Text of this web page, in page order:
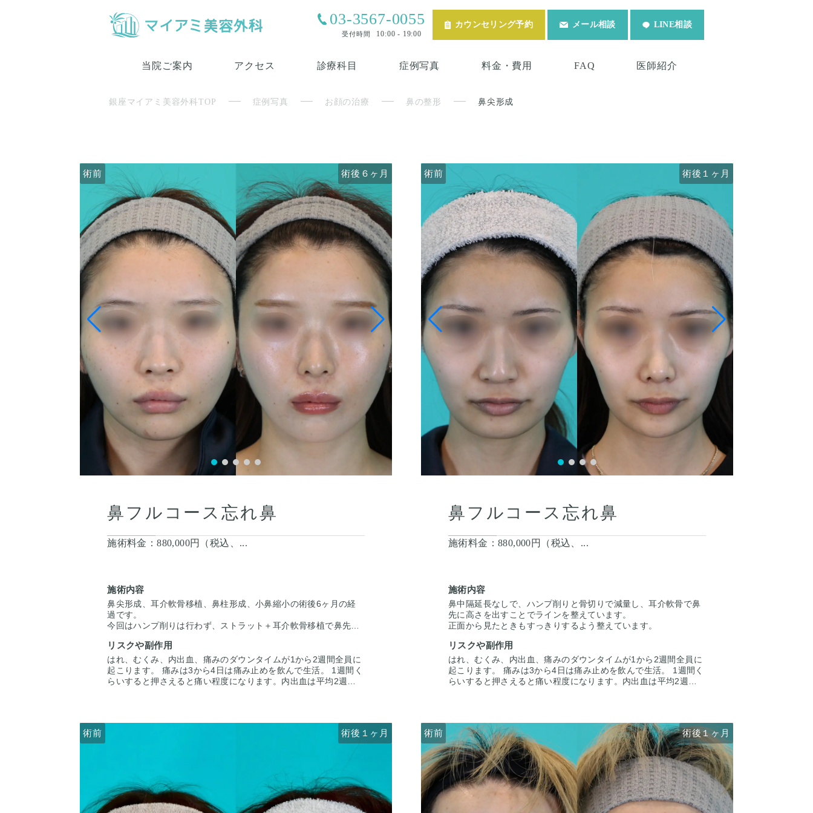
03-3567-0055
受付時間 10:00 - 19:00
カウンセリング予約 メール相談 LINE相談
当院ご案内 アクセス 診療科目 症例写真 料金・費用 FAQ 医師紹介
銀座マイアミ美容外科TOP 症例写真 お顔の治療 鼻の整形 鼻尖形成
術前 術後６ヶ月 術後６ヶ月 術前
鼻フルコース忘れ鼻
施術料金：880,000円（税込、...
施術内容
鼻尖形成、耳介軟骨移植、鼻柱形成、小鼻縮小の術後6ヶ月の経
過です。
今回はハンプ削りは行わず、ストラット＋耳介軟骨移植で鼻先に
えています。
小鼻は内側法で内側に丸みを作るように縮小し、外側への広がり
を改善させています。
リスクや副作用
はれ、むくみ、内出血、痛みのダウンタイムが1から2週間全員に
起こります。 痛みは3から4日は痛み止めを飲んで生活。 1週間く
らいすると押さえると痛い程度になります。内出血は平均2週間
はありませんのでご注意下さい。 カウンセリングにて診察させて
いただいた上でその方一人一人の状態をふまえて、治療法をご提
術後１ヶ月
術前 術後１ヶ月
鼻フルコース忘れ鼻
施術料金： 880,000円（税込、...
施術内容
鼻中隔延長なしで、ハンプ削りと骨切りで減量し、耳介軟骨で鼻
先に高さを出すことでラインを整えています。
正面から見たときもすっきりするよう整えています。
リスクや副作用
はれ、むくみ、内出血、痛みのダウンタイムが1から2週間全員に
起こります。 痛みは3から4日は痛み止めを飲んで生活。 1週間く
らいすると押さえると痛い程度になります。内出血は平均2週間
はありませんのでご注意下さい。 カウンセリングにて診察させて
いただいた上でその方一人一人の状態をふまえて、治療法をご提
案します
術前 術後１ヶ月 術後１ヶ月 術前
術前 術後１ヶ月